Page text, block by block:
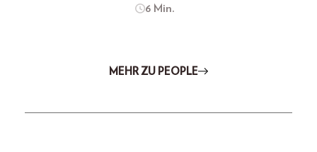
6 Min.
MEHR ZU PEOPLE